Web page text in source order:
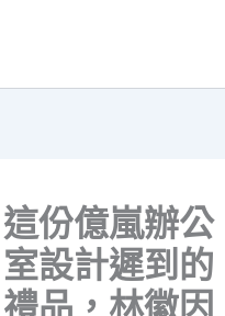
這份億嵐辦公
室設計遲到的
禮品，林徽因